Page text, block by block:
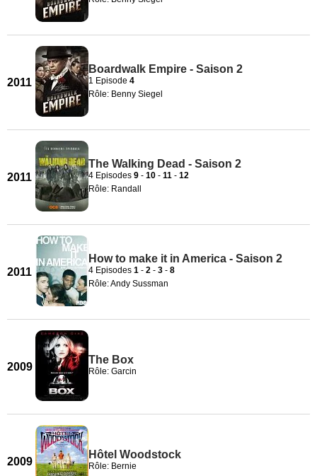
2011
Boardwalk Empire - Saison 2
1 Episode 4
Rôle: Benny Siegel
2011
The Walking Dead - Saison 2
4 Episodes 9 - 10 - 11 - 12
Rôle: Randall
2011
How to make it in America - Saison 2
4 Episodes 1 - 2 - 3 - 8
Rôle: Andy Sussman
2009
The Box
Rôle: Garcin
2009
Hôtel Woodstock
Rôle: Bernie